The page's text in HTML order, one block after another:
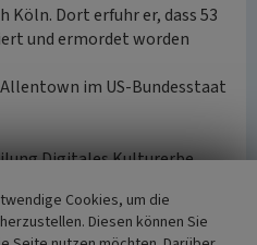
Köln. Dort erfuhr er, dass 53
und ermordet worden
im US-Bundesstaat
Digitales Kulturerbe,
Cookies, um die
Diesen können Sie